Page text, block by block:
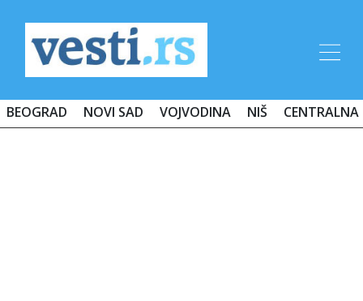
BEOGRAD NOVI SAD VOJVODINA NIŠ CENTRALNA